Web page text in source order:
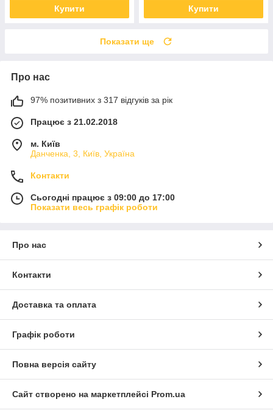
Купити Купити
Показати ще
Про нас
97% позитивних з 317 відгуків за рік
Працює з 21.02.2018
м. Київ
Данченка, 3, Київ, Україна
Контакти
Сьогодні працює з 09:00 до 17:00
Показати весь графік роботи
Про нас
Контакти
Доставка та оплата
Графік роботи
Повна версія сайту
Сайт створено на маркетплейсі Prom.ua